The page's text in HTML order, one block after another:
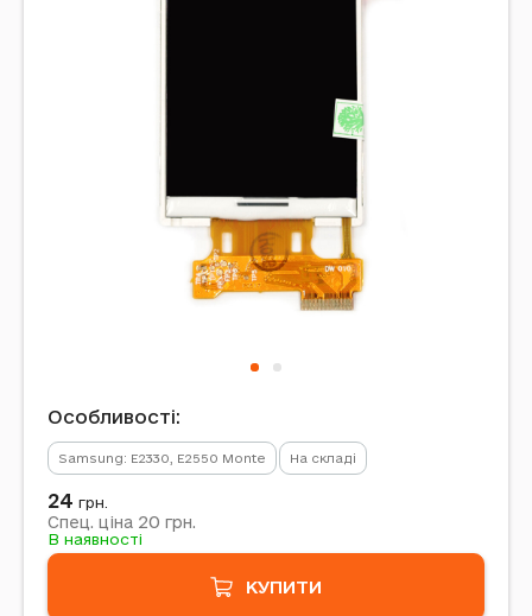
Особливості:
Samsung: E2330, E2550 Monte На складі
24 грн.
Спец. ціна 20 грн.
В наявності
КУПИТИ